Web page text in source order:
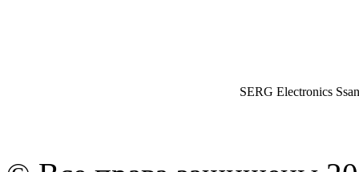
SERG Electronics